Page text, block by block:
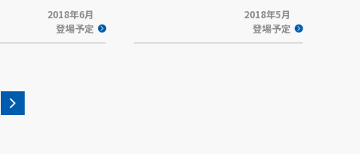
2018年6月
登場予定
2018年5月
登場予定